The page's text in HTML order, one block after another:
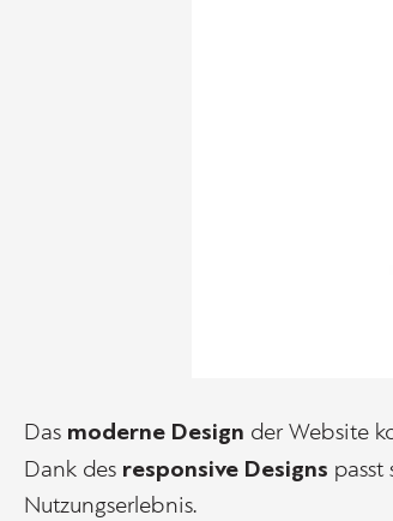
Das moderne Design der Website
Dank des responsive Designs
Nutzungserlebnis.